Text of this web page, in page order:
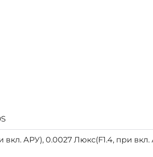
вкл. АРУ), 0.0027 Люкс(F1.4, при